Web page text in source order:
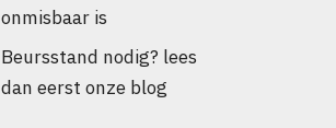
onmisbaar is
Beursstand nodig? lees
dan eerst onze blog